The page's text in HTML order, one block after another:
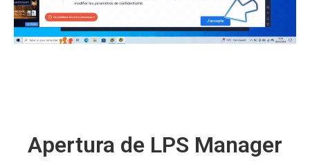
Apertura de LPS Manager